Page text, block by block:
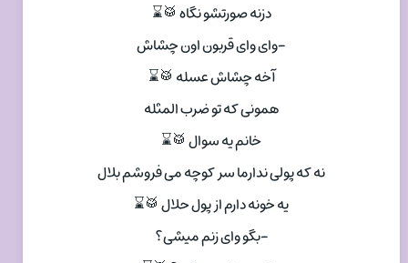
دزنه صورتشو نگاه 🥁⌛
-وای وای قربون اون چشاش
آخه چشاش عسله 🥁⌛
همونی که تو ضرب المثله
خانم یه سوال 🥁⌛
نه که پولی ندارما سر کوچه می فروشم بلال
یه خونه دارم از پول حلال 🥁⌛
-بگو وای زنم میشی؟